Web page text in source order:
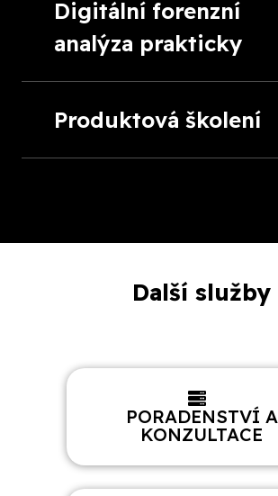
Digitální forenzní
analýza prakticky
Produktová školení
Další služby
PORADENSTVÍ A
KONZULTACE